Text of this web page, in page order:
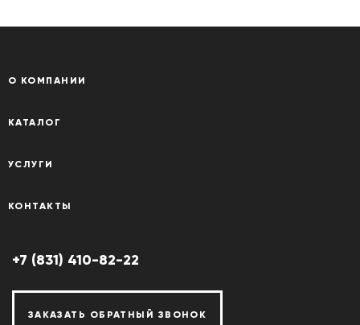
О КОМПАНИИ
КАТАЛОГ
УСЛУГИ
КОНТАКТЫ
+7 (831) 410-82-22
ЗАКАЗАТЬ ОБРАТНЫЙ ЗВОНОК